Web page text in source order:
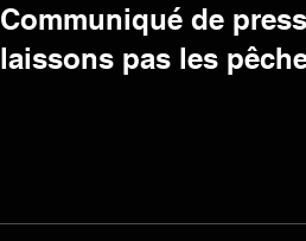
Communiqué de
laissons pas les